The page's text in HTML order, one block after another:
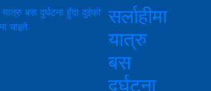
सर्लाहीमा
यात्रु
बस
दुर्घटना